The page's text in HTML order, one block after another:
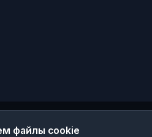
файлы cookie